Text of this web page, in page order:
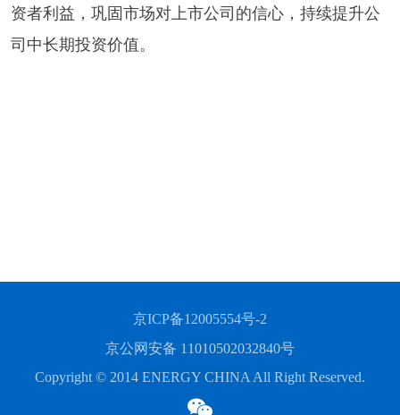
资者利益，巩固市场对上市公司的信心，持续提升公
司中长期投资价值。
京ICP备12005554号-2
京公网安备 11010502032840号
Copyright © 2014 ENERGY CHINA All Right Reserved.